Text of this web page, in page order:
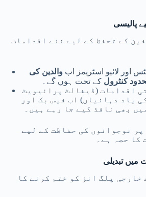
پالیسی
کے تحفظ کے لیے نئے اقدامات
اور لائیو اسٹریمز اب والدین کی
کنٹرول
اقدامات (ڈیفالٹ پرائیویٹ
یاد دہانیاں) اب فیس بک اور
نوجوانوں کی حفاظت کے لیے
کا حصہ ہے۔
میں تبدیلی
خارجی پلگ انز کو ختم کرنے کا